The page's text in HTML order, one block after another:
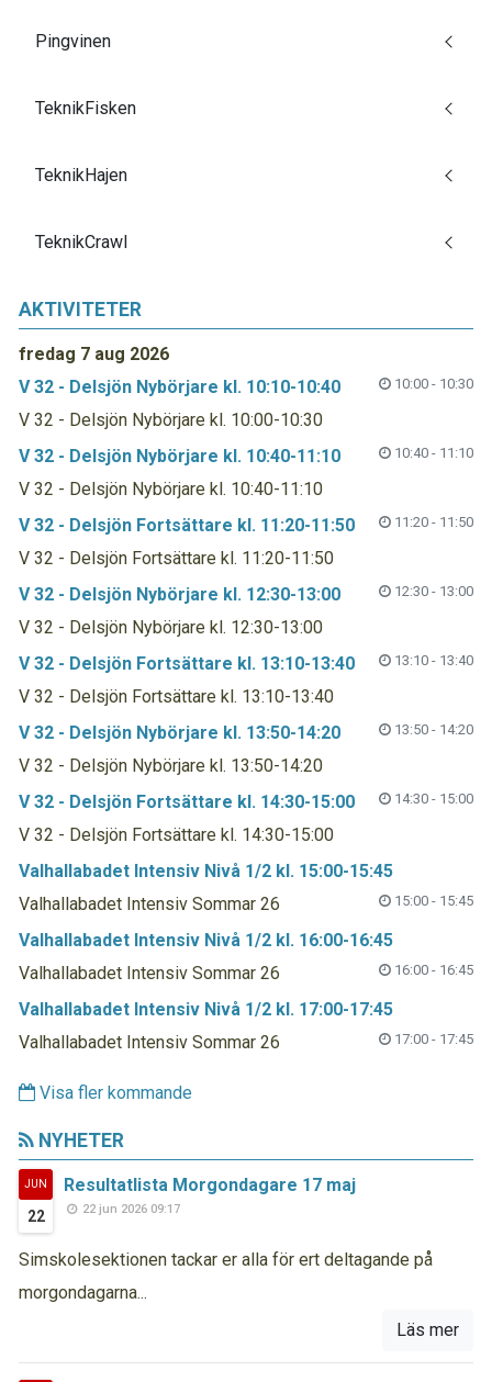
Pingvinen
TeknikFisken
TeknikHajen
TeknikCrawl
AKTIVITETER
fredag 7 aug 2026
V 32 - Delsjön Nybörjare kl. 10:10-10:40
10:00 - 10:30
V 32 - Delsjön Nybörjare kl. 10:00-10:30
V 32 - Delsjön Nybörjare kl. 10:40-11:10
10:40 - 11:10
V 32 - Delsjön Nybörjare kl. 10:40-11:10
V 32 - Delsjön Fortsättare kl. 11:20-11:50
11:20 - 11:50
V 32 - Delsjön Fortsättare kl. 11:20-11:50
V 32 - Delsjön Nybörjare kl. 12:30-13:00
12:30 - 13:00
V 32 - Delsjön Nybörjare kl. 12:30-13:00
V 32 - Delsjön Fortsättare kl. 13:10-13:40
13:10 - 13:40
V 32 - Delsjön Fortsättare kl. 13:10-13:40
V 32 - Delsjön Nybörjare kl. 13:50-14:20
13:50 - 14:20
V 32 - Delsjön Nybörjare kl. 13:50-14:20
V 32 - Delsjön Fortsättare kl. 14:30-15:00
14:30 - 15:00
V 32 - Delsjön Fortsättare kl. 14:30-15:00
Valhallabadet Intensiv Nivå 1/2 kl. 15:00-15:45
15:00 - 15:45
Valhallabadet Intensiv Sommar 26
Valhallabadet Intensiv Nivå 1/2 kl. 16:00-16:45
16:00 - 16:45
Valhallabadet Intensiv Sommar 26
Valhallabadet Intensiv Nivå 1/2 kl. 17:00-17:45
17:00 - 17:45
Valhallabadet Intensiv Sommar 26
Visa fler kommande
NYHETER
JUN
22
Resultatlista Morgondagare 17 maj
22 jun 2026 09:17
Simskolesektionen tackar er alla för ert deltagande på
morgondagarna...
Läs mer